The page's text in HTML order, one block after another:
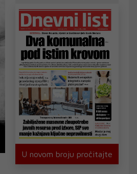
U novom broju pročitajte